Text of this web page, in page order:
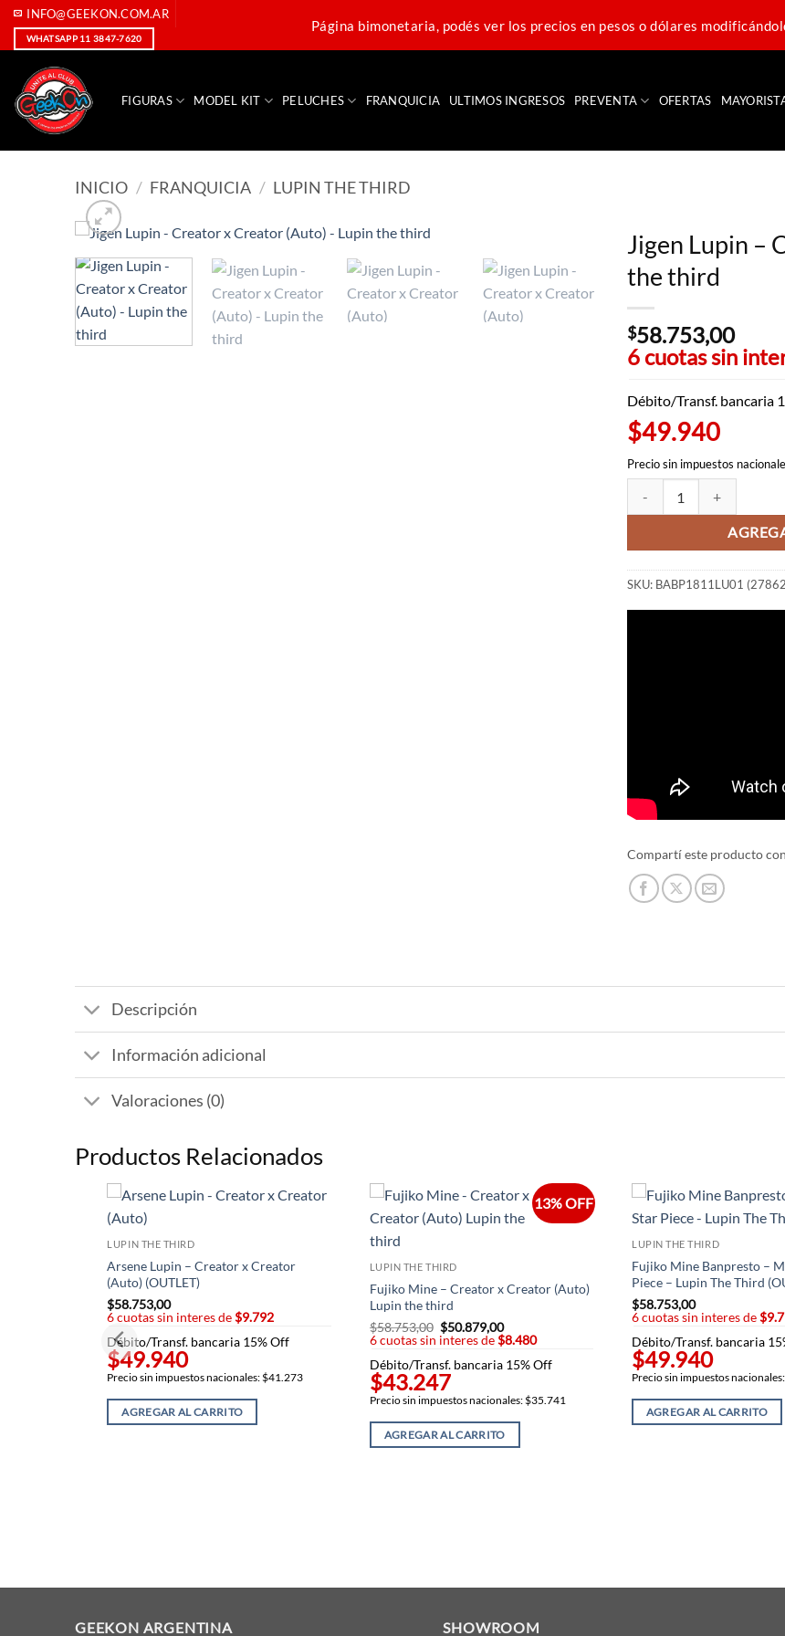
SaltarINFO@GEEKON.COM.AR
WHATSAPP 11 3847-7620
Página bimonetaria, podés ver los precios en pesos o dólares
FIGURAS MODEL KIT PELUCHES FRANQUICIA ULTIMOS INGRESOS PREVENTA OFERTAS
INICIO / FRANQUICIA / LUPIN THE THIRD
Jigen Lupin –
the third
$58.753,00
6 cuotas sin
Débito/Transf. bancaria
$49.940
Precio sin impuestos
SKU: BABP1811LU01
Compartí este producto
Descripción
Información adicional
Valoraciones (0)
Productos Relacionados
LUPIN THE THIRD
Arsene Lupin – Creator x Creator
(Auto) (OUTLET)
$58.753,00
6 cuotas sin interes de$9.792
Débito/Transf. bancaria 15% Off
$49.940
Precio sin impuestos nacionales: $41.273
AGREGAR AL CARRITO
13% OFF
LUPIN THE THIRD
Fujiko Mine – Creator x Creator (Auto)
Lupin the third
$58.753,00 El
precio
era:
$58.753,00.
$50.879,00El
precio
es:
6 cuotas sin interes de$8.480
Débito/Transf. bancaria 15% Off
$43.247
Precio sin impuestos nacionales: $35.741
AGREGAR AL CARRITO
LUPIN THE THIRD
Fujiko Mine Banpresto –
Piece – Lupin The Third
$58.753,00
6 cuotas sin interes de
Débito/Transf. bancaria
$49.940
Precio sin impuestos
AGREGAR AL CARRITO
GEEKON ARGENTINA SHOWROOM